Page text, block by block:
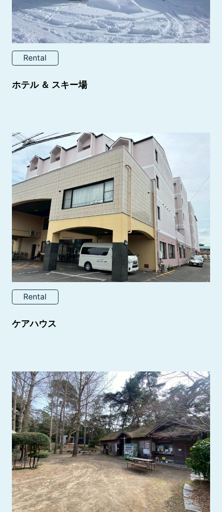
Rental
ホテル ＆ スキー場
Rental
ケアハウス